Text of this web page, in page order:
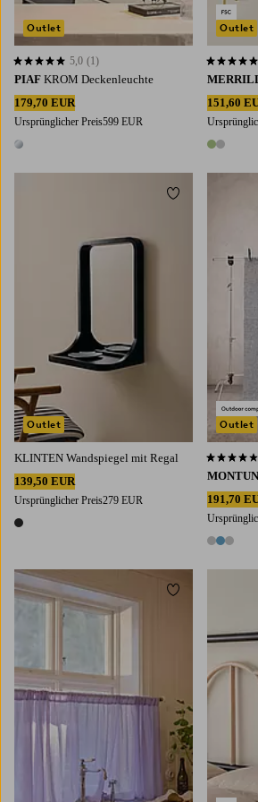
PIAF KROM Deckenleuchte
179,70 EUR
Ursprünglicher Preis599 EUR
1 Farbe
5,0 basierend auf 1 Bewertungen
5,0 (1)
Outlet
151,60
2 Farben
5,0
Outlet
KLINTEN Wandspiegel mit Regal
139,50 EUR
Ursprünglicher Preis279 EUR
1 Farbe
Outlet
Zu Favoriten
191,70
3 Farben
4,1
Outlet
Zu Favoriten